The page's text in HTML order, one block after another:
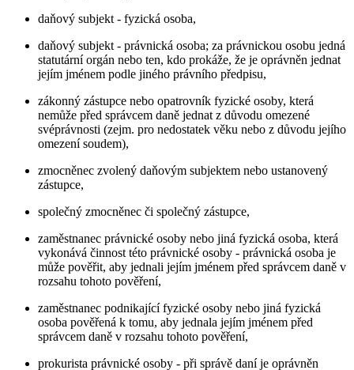
daňový subjekt - fyzická osoba,
daňový subjekt - právnická osoba; za právnickou osobu jedná
statutární orgán nebo ten, kdo prokáže, že je oprávněn jednat
jejím jménem podle jiného právního předpisu,
zákonný zástupce nebo opatrovník fyzické osoby, která
nemůže před správcem daně jednat z důvodu omezené
svéprávnosti (zejm. pro nedostatek věku nebo z důvodu jejího
omezení soudem),
zmocněnec zvolený daňovým subjektem nebo ustanovený
zástupce,
společný zmocněnec či společný zástupce,
zaměstnanec právnické osoby nebo jiná fyzická osoba, která
vykonává činnost této právnické osoby - právnická osoba je
může pověřit, aby jednali jejím jménem před správcem daně v
rozsahu tohoto pověření,
zaměstnanec podnikající fyzické osoby nebo jiná fyzická
osoba pověřená k tomu, aby jednala jejím jménem před
správcem daně v rozsahu tohoto pověření,
prokurista právnické osoby - při správě daní je oprávněn